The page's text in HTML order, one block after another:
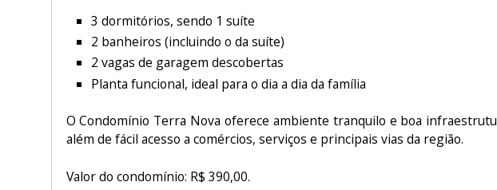
3 dormitórios, sendo 1 suíte
2 banheiros (incluindo o da suíte)
2 vagas de garagem descobertas
Planta funcional, ideal para o dia a dia da família
O Condomínio Terra Nova oferece ambiente tranquilo e boa
além de fácil acesso a comércios, serviços e principais vias da região.
Valor do condomínio: R$ 390,00.